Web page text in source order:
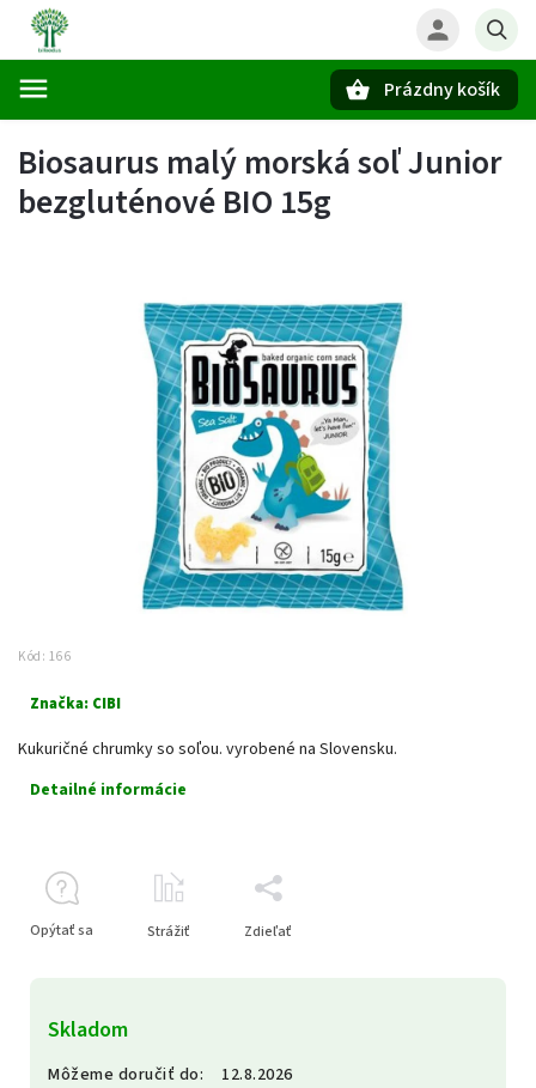
Prázdny košík
Biosaurus malý morská soľ Junior
bezgluténové BIO 15g
Kód: 166
Značka: CIBI
Skladom
Môžeme doručiť do:
12.8.2026
Kukuričné chrumky so soľou. vyrobené na Slovensku.
Detailné informácie
Opýtať sa Strážiť Zdieľať